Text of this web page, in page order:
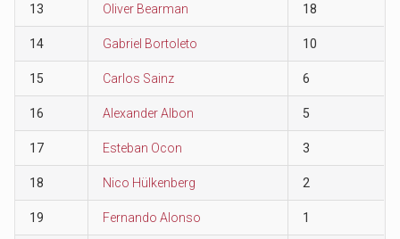
13 Oliver Bearman 18
14 Gabriel Bortoleto 10
15 Carlos Sainz 6
16 Alexander Albon 5
17 Esteban Ocon 3
18 Nico Hülkenberg 2
19 Fernando Alonso 1